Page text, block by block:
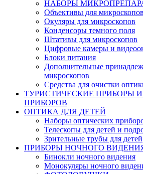
НАБОРЫ
Объективы для микроскопов
Окуляры для микроскопов
Конденсоры темного поля
Штативы для микроскопов
Цифровые камеры и
Блоки питания
Дополнительные
микроскопов
Средства для очистки
ТУРИСТИЧЕСКИЕ ПРИБОРЫ
ПРИБОРОВ
ОПТИКА ДЛЯ ДЕТЕЙ
Наборы оптических
Телескопы для детей и
Зрительные трубы для детей
ПРИБОРЫ НОЧНОГО
Бинокли ночного видения
Монокуляры ночного